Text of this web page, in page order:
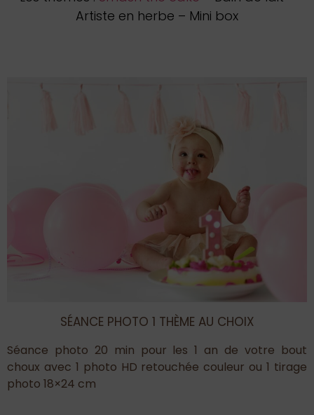
Artiste en herbe – Mini box
SÉANCE PHOTO 1 THÈME AU CHOIX
Séance photo 20 min pour les 1 an de votre bout
choux avec 1 photo HD retouchée couleur ou 1 tirage
photo 18×24 cm